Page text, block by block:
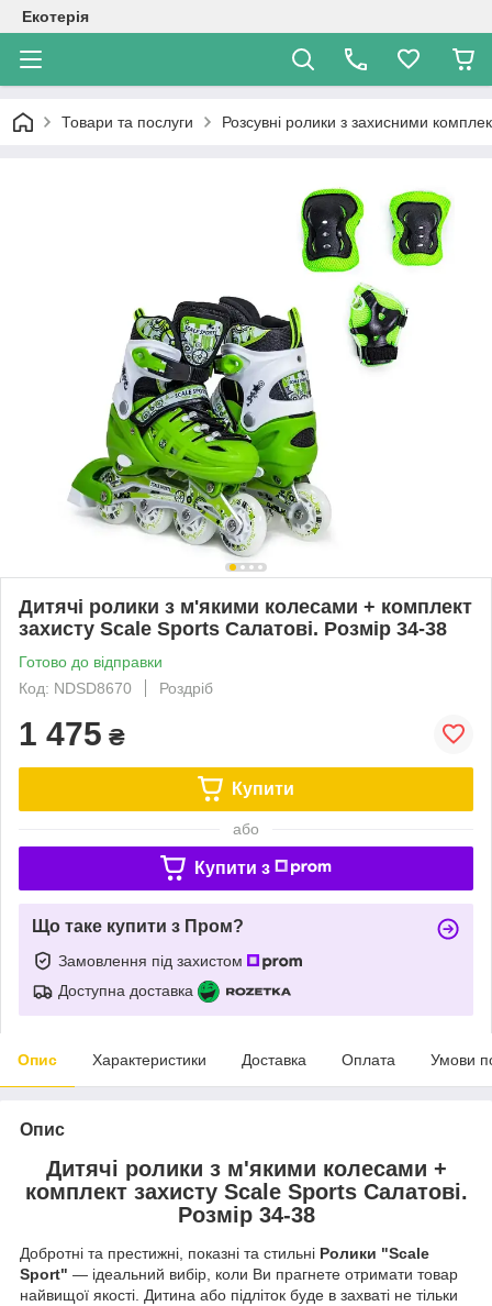
Екотерія
Товари та послуги Розсувні ролики з захисними
Дитячі ролики з м'якими колесами + комплект
захисту Scale Sports Салатові. Розмір 34-38
Готово до відправки
Код: NDSD8670
Роздріб
1 475 ₴
Купити
або
Купити з
Що таке купити з Пром?
Замовлення під захистом
Доступна доставка
Опис Характеристики Доставка Оплата Умови
Опис
Дитячі ролики з м'якими колесами +
комплект захисту Scale Sports Салатові.
Розмір 34-38
Добротні та престижні, показні та стильні Ролики "Scale
Sport" — ідеальний вибір, коли Ви прагнете отримати товар
найвищої якості. Дитина або підліток буде в захваті не тільки